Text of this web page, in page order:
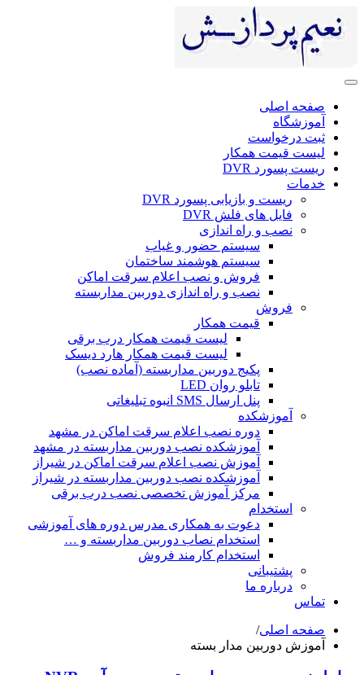
صفحه اصلی
آموزشگاه
ثبت درخواست
لیست قیمت همکار
ریست پسورد DVR
خدمات
ریست و بازیابی پسورد DVR
فایل های فلش DVR
نصب و راه اندازی
سیستم حضور و غیاب
سیستم هوشمند ساختمان
فروش و نصب اعلام سرقت اماکن
نصب و راه اندازی دوربین مداربسته
فروش
قیمت همکار
لیست قیمت همکار درب برقی
لیست قیمت همکار هارد دیسک
پکیج دوربین مداربسته (آماده نصب)
تابلو روان LED
پنل ارسال SMS انبوه تبلیغاتی
آموزشکده
دوره نصب اعلام سرقت اماکن در مشهد
آموزشکده نصب دوربین مداربسته در مشهد
آموزش نصب اعلام سرقت اماکن در شیراز
آموزشکده نصب دوربین مداربسته در شیراز
مرکز آموزش تخصصی نصب درب برقی
استخدام
دعوت به همکاری مدرس دوره های آموزشی
استخدام نصاب دوربین مداربسته و …
استخدام کارمند فروش
پشتیبانی
درباره ما
تماس
صفحه اصلی/
آموزش دوربین مدار بسته